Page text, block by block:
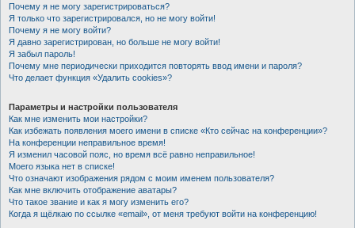
Почему я не могу зарегистрироваться?
Я только что зарегистрировался, но не могу войти!
Почему я не могу войти?
Я давно зарегистрирован, но больше не могу войти!
Я забыл пароль!
Почему мне периодически приходится повторять ввод имени и пароля?
Что делает функция «Удалить cookies»?
Параметры и настройки пользователя
Как мне изменить мои настройки?
Как избежать появления моего имени в списке «Кто сейчас на конференции»?
На конференции неправильное время!
Я изменил часовой пояс, но время всё равно неправильное!
Моего языка нет в списке!
Что означают изображения рядом с моим именем пользователя?
Как мне включить отображение аватары?
Что такое звание и как я могу изменить его?
Когда я щёлкаю по ссылке «email», от меня требуют войти на конференцию!